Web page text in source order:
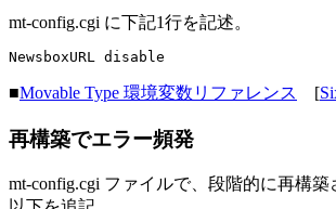
mt-config.cgi に下記1行を記述。
NewsboxURL disable
■Movable Type 環境変数リファレンス [
再構築でエラー頻発
mt-config.cgi ファイルで、段階的に再構